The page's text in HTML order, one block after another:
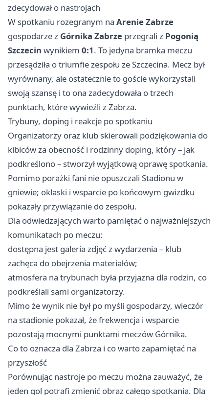
zdecydował o nastrojach
W spotkaniu rozegranym na Arenie Zabrze
gospodarze z Górnika Zabrze przegrali z Pogonią
Szczecin wynikiem 0:1. To jedyna bramka meczu
przesądziła o triumfie zespołu zeSzczecina. Mecz był
wyrównany, ale ostatecznie to goście wykorzystali
swoją szansę i to ona zadecydowała o trzech
punktach, które wywieźli z Zabrza.
Trybuny, doping i reakcje po spotkaniu
Organizatorzy oraz klub skierowali podziękowania do
kibiców za obecność i rodzinny doping, który – jak
podkreślono – stworzył wyjątkową oprawę spotkania.
Pomimo porażki fani nie opuszczali Stadionu w
gniewie; oklaski i wsparcie po końcowym gwizdku
pokazały przywiązanie do zespołu.
Dla odwiedzających warto pamiętać o najważniejszych
komunikatach po meczu:
dostępna jest galeria zdjęć z wydarzenia – klub
zachęca do obejrzenia materiałów;
atmosfera na trybunach była przyjazna dla rodzin, co
podkreślali sami organizatorzy.
Mimo że wynik nie był po myśli gospodarzy, wieczór
na stadionie pokazał, że frekwencja i wsparcie
pozostają mocnymi punktami meczów Górnika.
Co to oznacza dla Zabrza i co warto zapamiętać na
przyszłość
Porównując nastroje po meczu można zauważyć, że
jeden gol potrafi zmienić obraz całego spotkania. Dla